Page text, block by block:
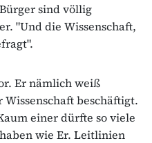
sind völlig
"Und die Wissenschaft,
Er nämlich weiß
beschäftigt.
einer dürfte so viele
wie Er. Leitlinien